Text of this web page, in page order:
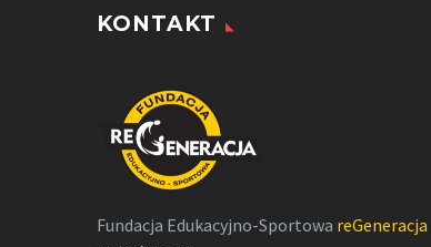
KONTAKT
Fundacja Edukacyjno-Sportowa reGeneracja